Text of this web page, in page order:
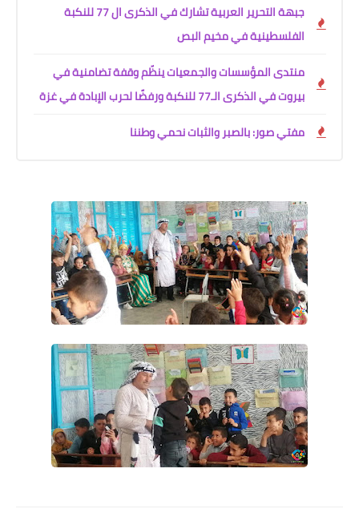
جبهة التحرير العربية تشارك في الذكرى ال 77 للنكبة
الفلسطينية في مخيم البص
منتدى المؤسسات والجمعيات ينظّم وقفة تضامنية في
بيروت في الذكرى الـ77 للنكبة ورفضًا لحرب الإبادة في غزة
مفتي صور: بالصبر والثبات نحمي وطننا